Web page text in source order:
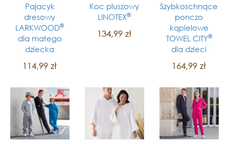
Pajacyk
dresowy
LARKWOOD®
dla małego
dziecka
114,99 zł
Koc pluszowy
LINOTEX®
134,99 zł
Szybkoschnące
ponczo
kąpielowe
TOWEL CITY®
dla dzieci
164,99 zł